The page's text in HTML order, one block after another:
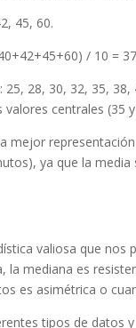
45, 60.
/ 10 =
28, 30, 32, 35,
centrales (35
mejor
ya que la
valiosa que
mediana es
es asimétrica o
tipos de datos